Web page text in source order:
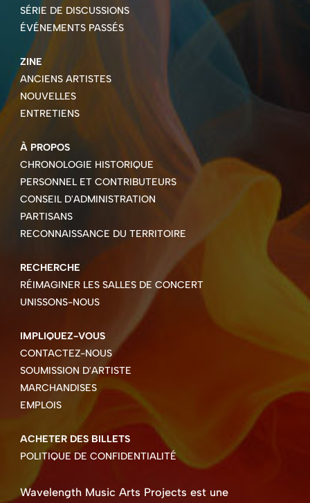
SÉRIE DE DISCUSSIONS
ÉVÉNEMENTS PASSÉS
ZINE
ANCIENS ARTISTES
NOUVELLES
ENTRETIENS
À PROPOS
CHRONOLOGIE HISTORIQUE
PERSONNEL ET CONTRIBUTEURS
CONSEIL D'ADMINISTRATION
PARTISANS
RECONNAISSANCE DU TERRITOIRE
RECHERCHE
RÉIMAGINER LES SALLES DE CONCERT
UNISSONS-NOUS
IMPLIQUEZ-VOUS
CONTACTEZ-NOUS
SOUMISSION D'ARTISTE
MARCHANDISES
EMPLOIS
ACHETER DES BILLETS
POLITIQUE DE CONFIDENTIALITÉ
Wavelength Music Arts Projects est une